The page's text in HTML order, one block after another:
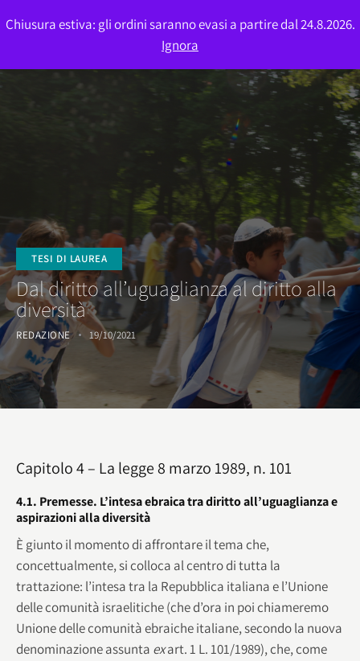
TESI DI LAUREA
Dal diritto all’uguaglianza al diritto alla
diversità
REDAZIONE 19/10/2021
Capitolo 4 – La legge 8 marzo 1989, n. 101
4.1. Premesse. L’intesa ebraica tra diritto all’uguaglianza e
aspirazioni alla diversità
È giunto il momento di affrontare il tema che,
concettualmente, si colloca al centro di tutta la
trattazione: l’intesa tra la Repubblica italiana e l’Unione
delle comunità israelitiche (che d’ora in poi chiameremo
Unione delle comunità ebraiche italiane, secondo la nuova
denominazione assunta exart. 1 L. 101/1989), che, come
Chiusura estiva: gli ordini saranno evasi a partire dal 24.8.2026.
Ignora